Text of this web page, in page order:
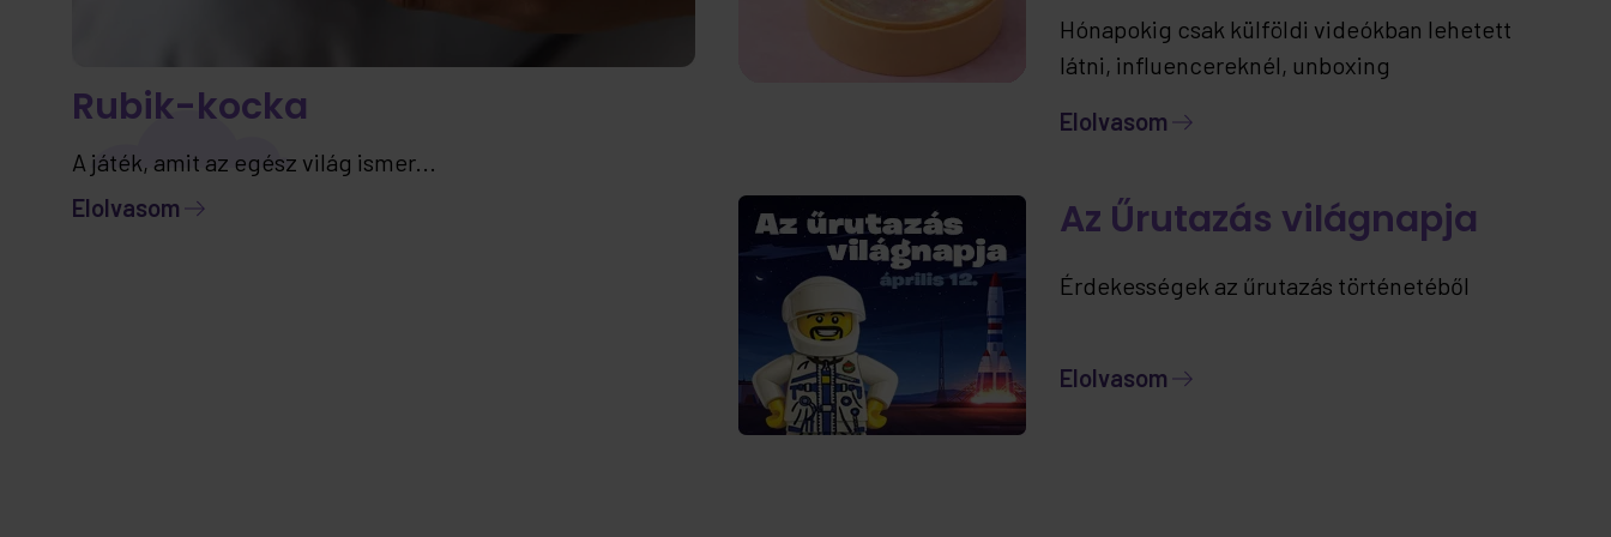
Rubik-kocka
A játék, amit az egész világ ismer...
Elolvasom
Hónapokig csak külföldi videókban lehetett
látni, influencereknél, unboxing
elérhető – ráadásul jelenleg kizárólag nálunk.
Elolvasom
Az Űrutazás világnapja
Érdekességek az űrutazás történetéből
Elolvasom